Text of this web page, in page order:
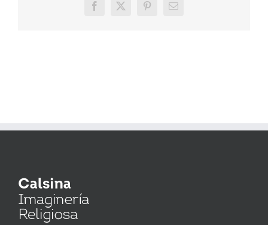
Facebook
X PinterestEmail